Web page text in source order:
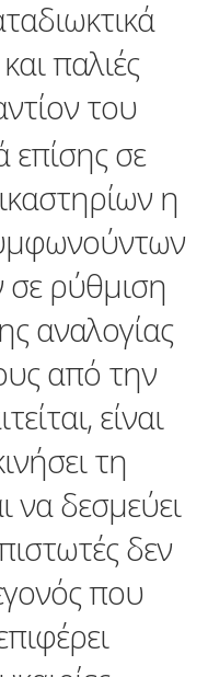
παλιές
του
σε
η
ρύθμιση
αναλογίας
από την
είναι
τη
να δεσμεύει
δεν
που